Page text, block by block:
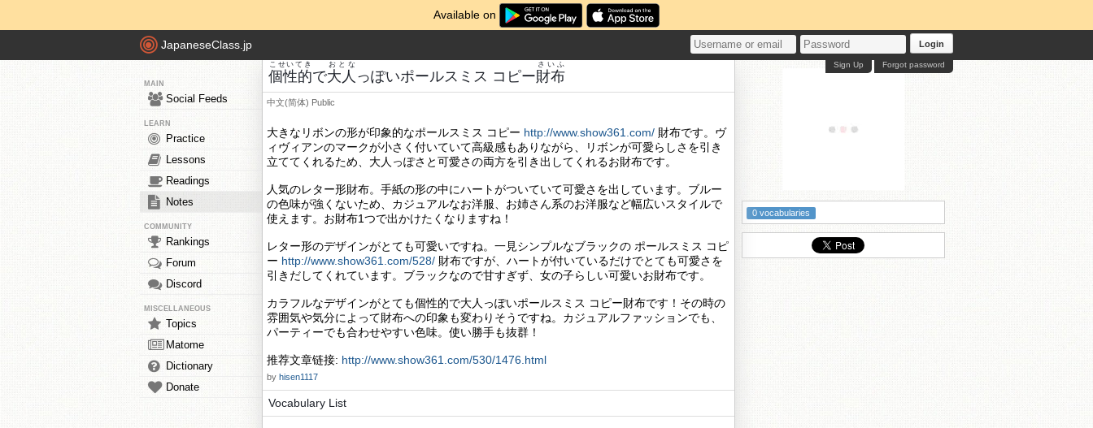
Available on
JapaneseClass.jp Login
Forgot password
Sign Up
MAIN
Social Feeds
LEARN
Practice
Lessons
Readings
Notes
COMMUNITY
Rankings
Forum
Discord
MISCELLANEOUS
Topics
Matome
Dictionary
Donate
個性的
こせいてき
で大人
おとな
っぽいポールスミス コピー財布
さいふ
中文(简体) Public
大きなリボンの形が印象的なポールスミス コピー http://www.show361.com/ 財布です。ヴ
ィヴィアンのマークが小さく付いていて高級感もありながら、リボンが可愛らしさを引き
立ててくれるため、大人っぽさと可愛さの両方を引き出してくれるお財布です。
人気のレター形財布。手紙の形の中にハートがついていて可愛さを出しています。ブルー
の色味が強くないため、カジュアルなお洋服、お姉さん系のお洋服など幅広いスタイルで
使えます。お財布1つで出かけたくなりますね！
レター形のデザインがとても可愛いですね。一見シンプルなブラックの ポールスミス コピ
ー http://www.show361.com/528/ 財布ですが、ハートが付いているだけでとても可愛さを
引きだしてくれています。ブラックなので甘すぎず、女の子らしい可愛いお財布です。
カラフルなデザインがとても個性的で大人っぽいポールスミス コピー財布です！その時の
雰囲気や気分によって財布への印象も変わりそうですね。カジュアルファッションでも、
パーティーでも合わせやすい色味。使い勝手も抜群！
推荐文章链接: http://www.show361.com/530/1476.html
by hisen1117
Vocabulary List
0 vocabularies